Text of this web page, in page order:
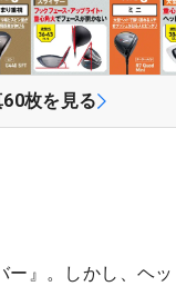
60枚を見る
』。しかし、ヘ